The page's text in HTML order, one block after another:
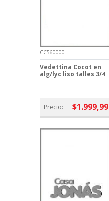
CC560000
Vedettina Cocot en
alg/lyc liso talles 3/4
Precio: $1.999,99